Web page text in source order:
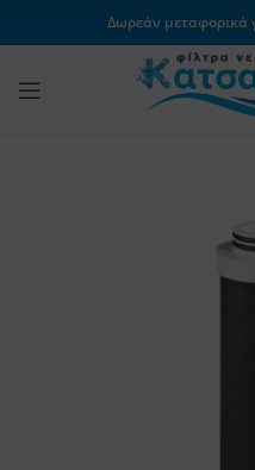
Δωρεάν μεταφορικά